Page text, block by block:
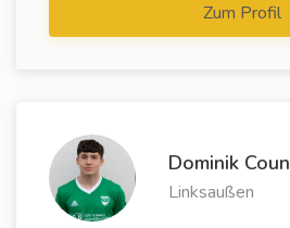
Zum Profil
Dominik Coun
Linksaußen